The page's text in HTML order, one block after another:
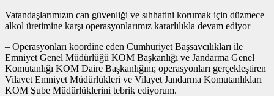
Vatandaşlarımızın can güvenliği ve sıhhatini korumak için düzmece
alkol üretimine karşı operasyonlarımız kararlılıkla devam ediyor
– Operasyonları koordine eden Cumhuriyet Başsavcılıkları ile
Emniyet Genel Müdürlüğü KOM Başkanlığı ve Jandarma Genel
Komutanlığı KOM Daire Başkanlığını; operasyonları gerçekleştiren
Vilayet Emniyet Müdürlükleri ve Vilayet Jandarma Komutanlıkları
KOM Şube Müdürlüklerini tebrik ediyorum.